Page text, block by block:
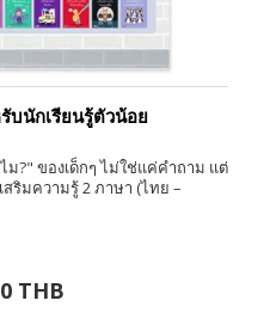
บนักเรียนรู้ตัวน้อย
ม?" ของเด็กๆ ไม่ใช่แค่คำถาม แต่
ริมความรู้ 2 ภาษา (ไทย –
THB